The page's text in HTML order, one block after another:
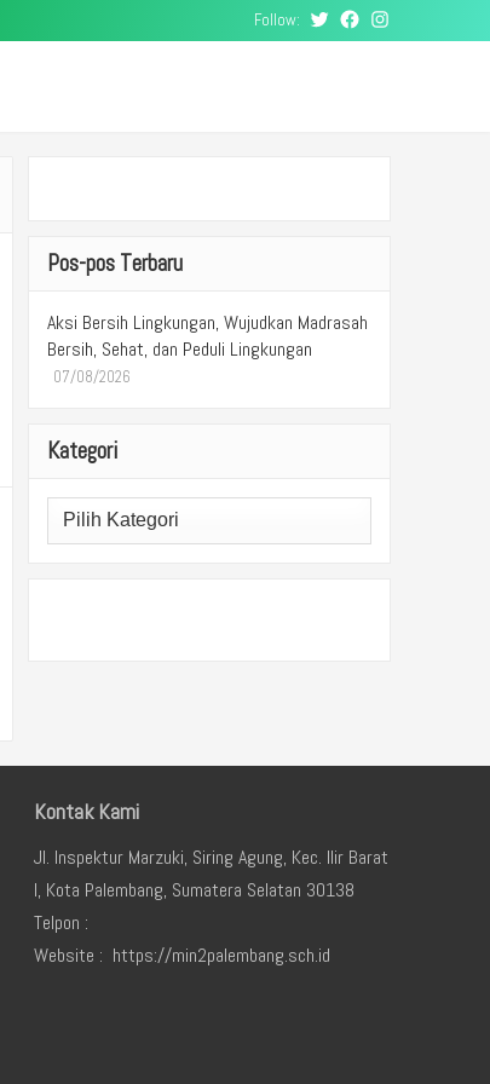
Follow: TwitterFacebookInstagram
Pos-pos Terbaru
Aksi Bersih Lingkungan, Wujudkan Madrasah
Bersih, Sehat, dan Peduli Lingkungan
07/08/2026
Kategori
Kategori
Kontak Kami
Jl. Inspektur Marzuki, Siring Agung, Kec. Ilir Barat
I, Kota Palembang, Sumatera Selatan 30138
Telpon :
Website : https://min2palembang.sch.id